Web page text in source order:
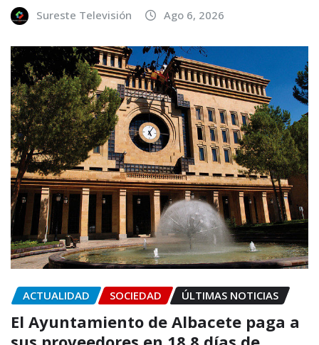
Sureste Televisión Ago 6, 2026
ACTUALIDAD SOCIEDAD ÚLTIMAS NOTICIAS
El Ayuntamiento de Albacete paga a